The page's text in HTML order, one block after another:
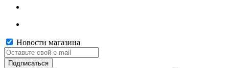
Новости магазина